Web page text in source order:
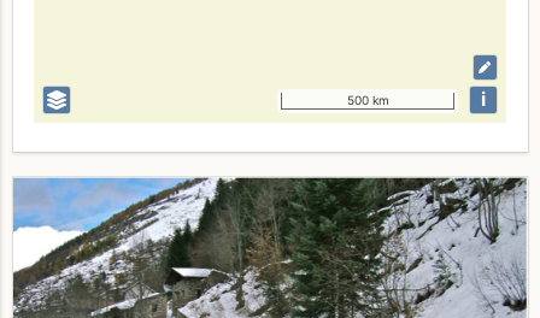
500 km i